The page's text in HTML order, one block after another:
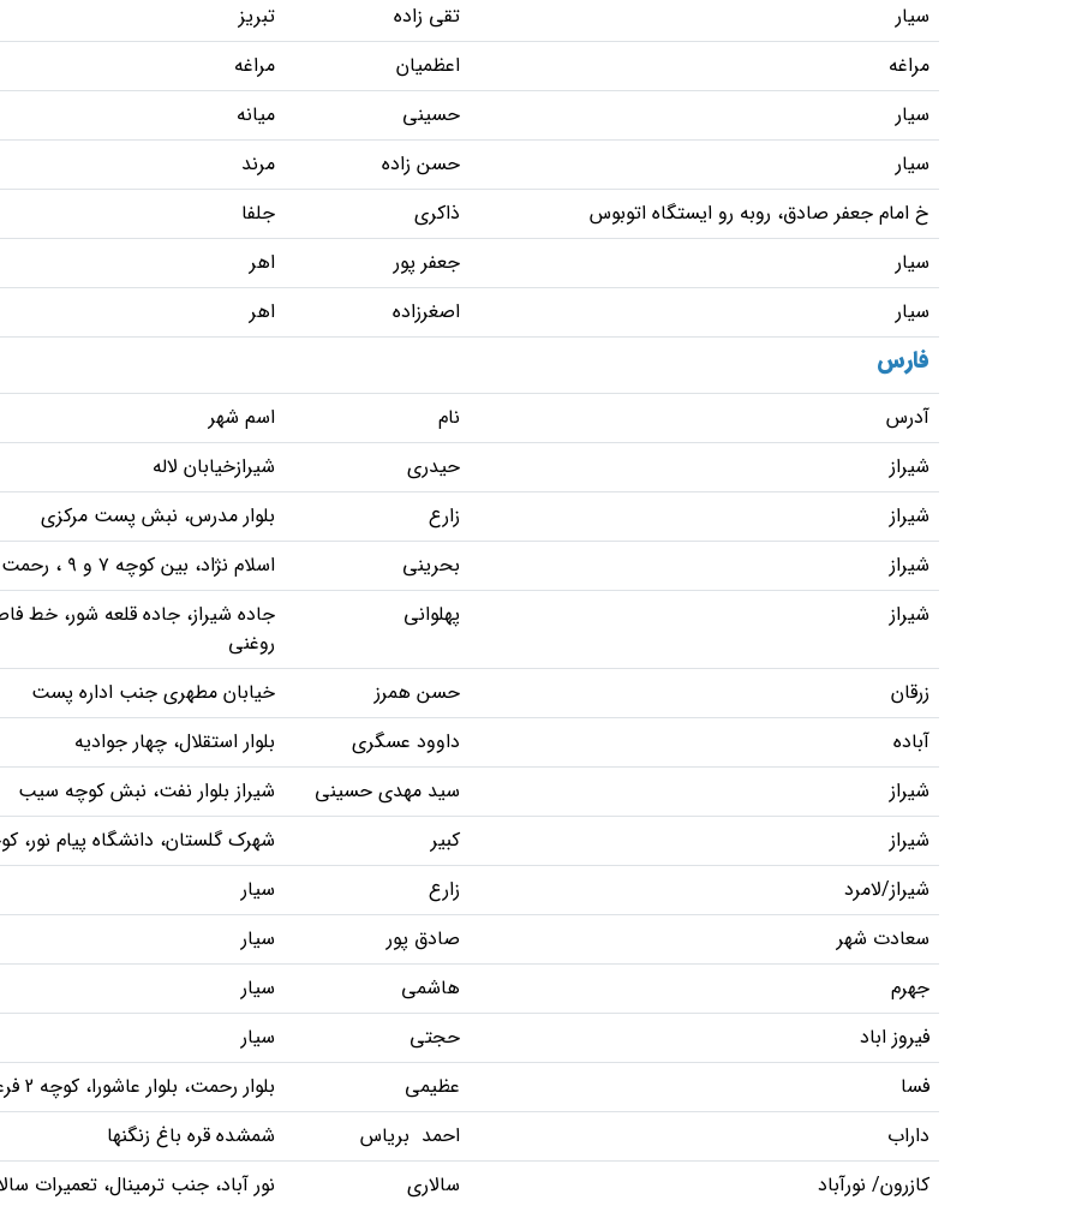
سیار
تقی زاده
تبریز
مراغه
اعظمیان
مراغه
سیار
حسینی
میانه
سیار
حسن زاده
مرند
خ امام جعفر صادق، روبه رو ایستگاه اتوبوس
ذاکری
جلفا
سیار
جعفر پور
اهر
سیار
اصغرزاده اهر
فارس
آدرس نام
اسم شهر
شیراز
حیدری
شیرازخیابان لاله
شیراز
زارع
بلوار مدرس، نبش پست مرکزی
شیراز
بحرینی
اسلام نژاد، بین کوچه ۷ و ۹ ، رحمت آباد
شیراز
پهلوانی
جاده شیراز، جاده قلعه شور، خط
روغنی
زرقان
حسن همرز
خیابان مطهری جنب اداره پست
آباده
داوود عسگری
بلوار استقلال، چهار جوادیه
شیراز
سید مهدی حسینی
شیراز بلوار نفت، نبش کوچه سیب
شیراز
کبیر
شهرک گلستان، دانشگاه پیام نور،
شیراز/لامرد
زارع
سیار
سعادت شهر
صادق پور
سیار
جهرم
هاشمی
سیار
فیروز اباد
حجتی
سیار
فسا
عظیمی
بلوار رحمت، بلوار عاشورا، کوچه 2 فرعی2 نبش چهارم
داراب
احمد بریاس
شمشده قره باغ زنگنها
کازرون/ نورآباد
سالاری نور آباد، جنب ترمینال، تعمیرات